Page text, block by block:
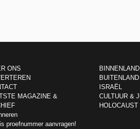
ONS
MAGAZINE &
proefnummer aanvragen!
BINNENLAND
BUITENLAND
ISRAËL
CULTUUR &
HOLOCAUST